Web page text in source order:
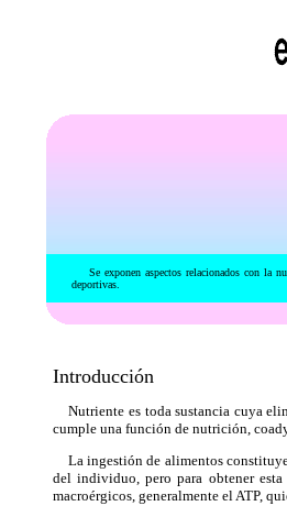
Se exponen aspectos relacionados con la
deportivas.
Introducción
Nutriente es toda sustancia cuya
cumple una función de nutrición,
La ingestión de alimentos
del individuo, pero para obtener
macroérgicos, generalmente el ATP,